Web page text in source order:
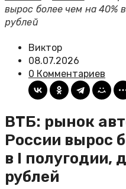
вырос более чем на 40%
рублей
Виктор
08.07.2026
0 Комментариев
ВТБ: рынок
России вырос
в I полугодии,
рублей